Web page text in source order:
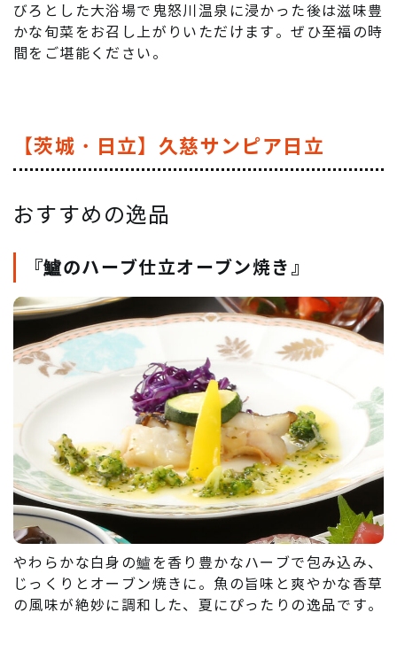
びろとした大浴場で鬼怒川温泉に浸かった後は滋味豊
かな旬菜をお召し上がりいただけます。ぜひ至福の時
間をご堪能ください。
【茨城・日立】久慈サンピア日立
おすすめの逸品
『鱸のハーブ仕立オーブン焼き』
やわらかな白身の鱸を香り豊かなハーブで包み込み、
じっくりとオーブン焼きに。魚の旨味と爽やかな香草
の風味が絶妙に調和した、夏にぴったりの逸品です。